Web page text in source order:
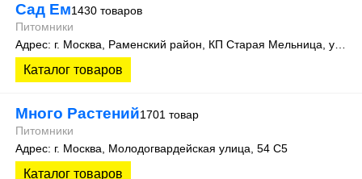
Сад Ем1430 товаров
Питомники
Каталог товаров
Много Растений1701 товар
Питомники
Адрес: г. Москва, Молодогвардейская улица, 54 С5
Каталог товаров